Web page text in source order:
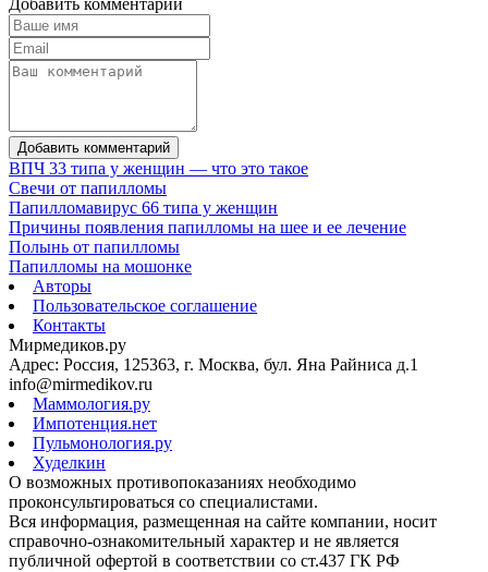
Добавить комментарий
Добавить комментарий
ВПЧ 33 типа у женщин — что это такое
Свечи от папилломы
Папилломавирус 66 типа у женщин
Причины появления папилломы на шее и ее лечение
Полынь от папилломы
Папилломы на мошонке
Авторы
Пользовательское соглашение
Контакты
Мирмедиков.ру
Адрес: Россия, 125363, г. Москва, бул. Яна Райниса д.1
info@mirmedikov.ru
Маммология.ру
Импотенция.нет
Пульмонология.ру
Худелкин
О возможных противопоказаниях необходимо
проконсультироваться со специалистами.
Вся информация, размещенная на сайте компании, носит
справочно-ознакомительный характер и не является
публичной офертой в соответствии со ст.437 ГК РФ